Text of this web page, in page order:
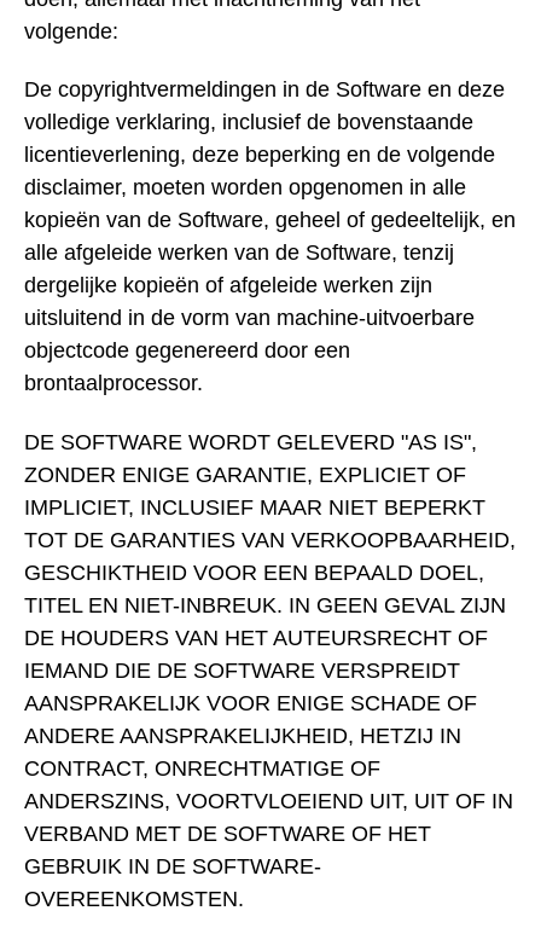
volgende:
De copyrightvermeldingen in de Software en deze
volledige verklaring, inclusief de bovenstaande
licentieverlening, deze beperking en de volgende
disclaimer, moeten worden opgenomen in alle
kopieën van de Software, geheel of gedeeltelijk, en
alle afgeleide werken van de Software, tenzij
dergelijke kopieën of afgeleide werken zijn
uitsluitend in de vorm van machine-uitvoerbare
objectcode gegenereerd door een
brontaalprocessor.
DE SOFTWARE WORDT GELEVERD "AS IS",
ZONDER ENIGE GARANTIE, EXPLICIET OF
IMPLICIET, INCLUSIEF MAAR NIET BEPERKT
TOT DE GARANTIES VAN VERKOOPBAARHEID,
GESCHIKTHEID VOOR EEN BEPAALD DOEL,
TITEL EN NIET-INBREUK. IN GEEN GEVAL ZIJN
DE HOUDERS VAN HET AUTEURSRECHT OF
IEMAND DIE DE SOFTWARE VERSPREIDT
AANSPRAKELIJK VOOR ENIGE SCHADE OF
ANDERE AANSPRAKELIJKHEID, HETZIJ IN
CONTRACT, ONRECHTMATIGE OF
ANDERSZINS, VOORTVLOEIEND UIT, UIT OF IN
VERBAND MET DE SOFTWARE OF HET
GEBRUIK IN DE SOFTWARE-
OVEREENKOMSTEN.